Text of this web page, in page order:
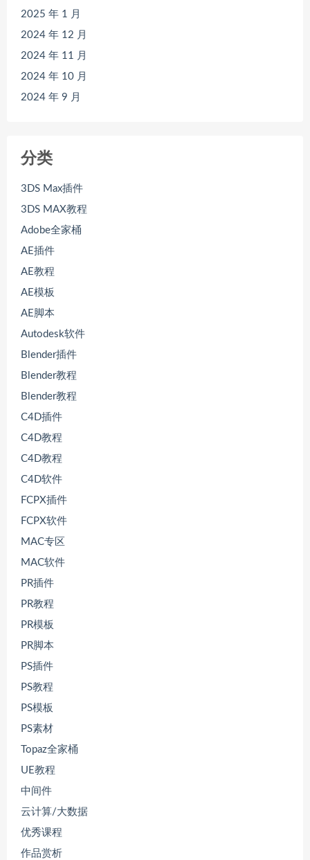
2025 年 1 月
2024 年 12 月
2024 年 11 月
2024 年 10 月
2024 年 9 月
分类
3DS Max插件
3DS MAX教程
Adobe全家桶
AE插件
AE教程
AE模板
AE脚本
Autodesk软件
Blender插件
Blender教程
Blender教程
C4D插件
C4D教程
C4D教程
C4D软件
FCPX插件
FCPX软件
MAC专区
MAC软件
PR插件
PR教程
PR模板
PR脚本
PS插件
PS教程
PS模板
PS素材
Topaz全家桶
UE教程
中间件
云计算/大数据
优秀课程
作品赏析